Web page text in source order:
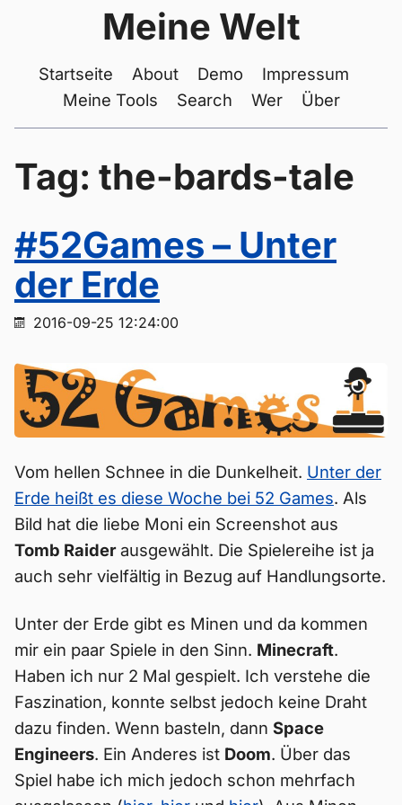
Meine Welt
Startseite About Demo
Impressum
Meine Tools
Search Wer Über
Tag: the-bards-tale
#52Games – Unter
der Erde
2016-09-25 12:24:00
Vom hellen Schnee in die Dunkelheit. Unter der
Erde heißt es diese Woche bei 52 Games. Als
Bild hat die liebe Moni ein Screenshot aus
Tomb Raiderausgewählt. Die Spielereihe ist ja
auch sehr vielfältig in Bezug auf Handlungsorte.
Unter der Erde gibt es Minen und da kommen
mir ein paar Spiele in den Sinn. Minecraft.
Haben ich nur 2 Mal gespielt. Ich verstehe die
Faszination, konnte selbst jedoch keine Draht
dazu finden. Wenn basteln, dann Space
Engineers. Ein Anderes ist Doom. Über das
Spiel habe ich mich jedoch schon mehrfach